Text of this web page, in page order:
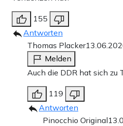
155
Antworten
Thomas Placker
Melden
Auch die DDR hat sich zu
119
Antworten
Pinocchio Original